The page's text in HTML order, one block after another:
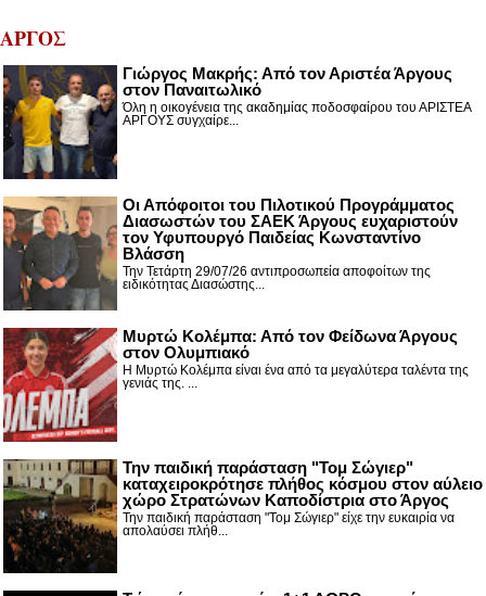
ΑΡΓΟΣ
Γιώργος Μακρής: Από τον Αριστέα Άργους
στον Παναιτωλικό
Όλη η οικογένεια της ακαδημίας ποδοσφαίρου του ΑΡΙΣΤΕΑ
ΑΡΓΟΥΣ συγχαίρε...
Οι Απόφοιτοι του Πιλοτικού Προγράμματος
Διασωστών του ΣΑΕΚ Άργους ευχαριστούν
τον Υφυπουργό Παιδείας Κωνσταντίνο
Βλάσση
Την Τετάρτη 29/07/26 αντιπροσωπεία αποφοίτων της
ειδικότητας Διασώστης...
Μυρτώ Κολέμπα: Από τον Φείδωνα Άργους
στον Ολυμπιακό
Η Μυρτώ Κολέμπα είναι ένα από τα μεγαλύτερα ταλέντα της
γενιάς της. ...
Την παιδική παράσταση "Τομ Σώγιερ"
καταχειροκρότησε πλήθος κόσμου στον αύλειο
χώρο Στρατώνων Καποδίστρια στο Άργος
Την παιδική παράσταση "Τομ Σώγιερ" είχε την ευκαιρία να
απολαύσει πλήθ...